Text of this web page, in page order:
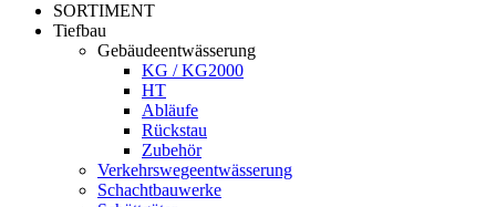
SORTIMENT
Tiefbau
Gebäudeentwässerung
KG / KG2000
HT
Abläufe
Rückstau
Zubehör
Verkehrswegeentwässerung
Schachtbauwerke